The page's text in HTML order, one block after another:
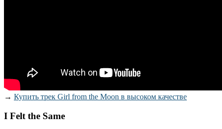
→ Купить трек Girl from the Moon в высоком качестве
I Felt the Same